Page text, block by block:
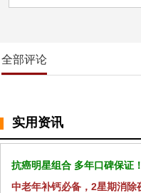
全部评论
实用资讯
抗癌明星组合 多年口碑保证
中老年补钙必备，2星期消